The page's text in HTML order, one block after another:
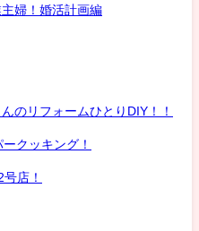
婦！婚活計画編
のリフォームひとりDIY！！
クッキング！
店！